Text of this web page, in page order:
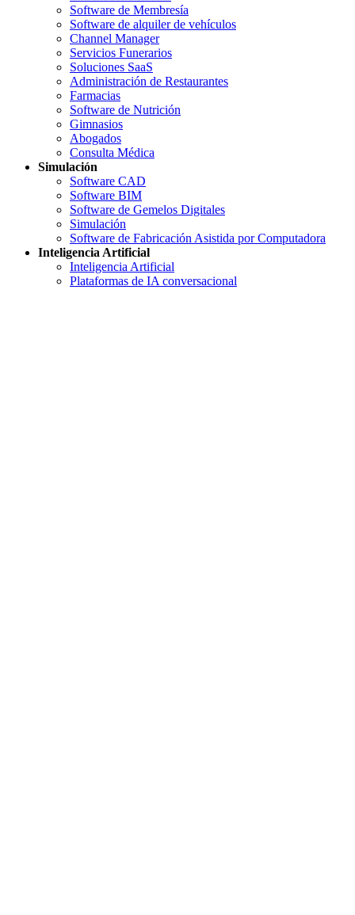
Software de Membresía
Software de alquiler de vehículos
Channel Manager
Servicios Funerarios
Soluciones SaaS
Administración de Restaurantes
Farmacias
Software de Nutrición
Gimnasios
Abogados
Consulta Médica
Simulación
Software CAD
Software BIM
Software de Gemelos Digitales
Simulación
Software de Fabricación Asistida por Computadora
Inteligencia Artificial
Inteligencia Artificial
Plataformas de IA conversacional